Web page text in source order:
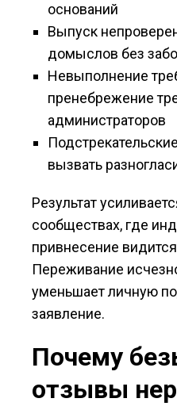
оснований
Выпуск
домыслов без
Невыполнение
пренебрежение
администраторов
вызвать
Результат
сообществах, где
привнесение
Переживание
уменьшает личную
заявление.
Почему
отзывы